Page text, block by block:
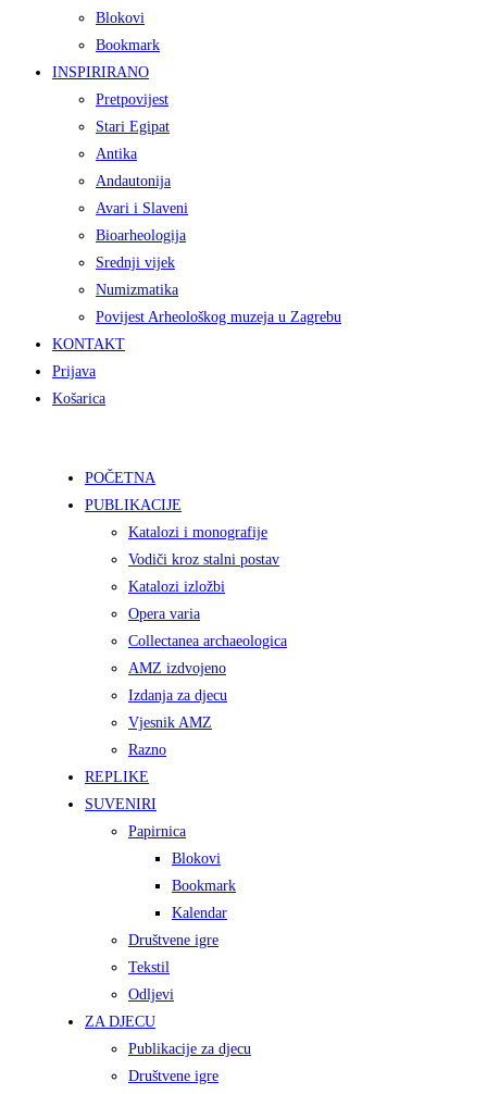
Blokovi
Bookmark
INSPIRIRANO
Pretpovijest
Stari Egipat
Antika
Andautonija
Avari i Slaveni
Bioarheologija
Srednji vijek
Numizmatika
Povijest Arheološkog muzeja u Zagrebu
KONTAKT
Prijava
Košarica
POČETNA
PUBLIKACIJE
Katalozi i monografije
Vodiči kroz stalni postav
Katalozi izložbi
Opera varia
Collectanea archaeologica
AMZ izdvojeno
Izdanja za djecu
Vjesnik AMZ
Razno
REPLIKE
SUVENIRI
Papirnica
Blokovi
Bookmark
Kalendar
Društvene igre
Tekstil
Odljevi
ZA DJECU
Publikacije za djecu
Društvene igre